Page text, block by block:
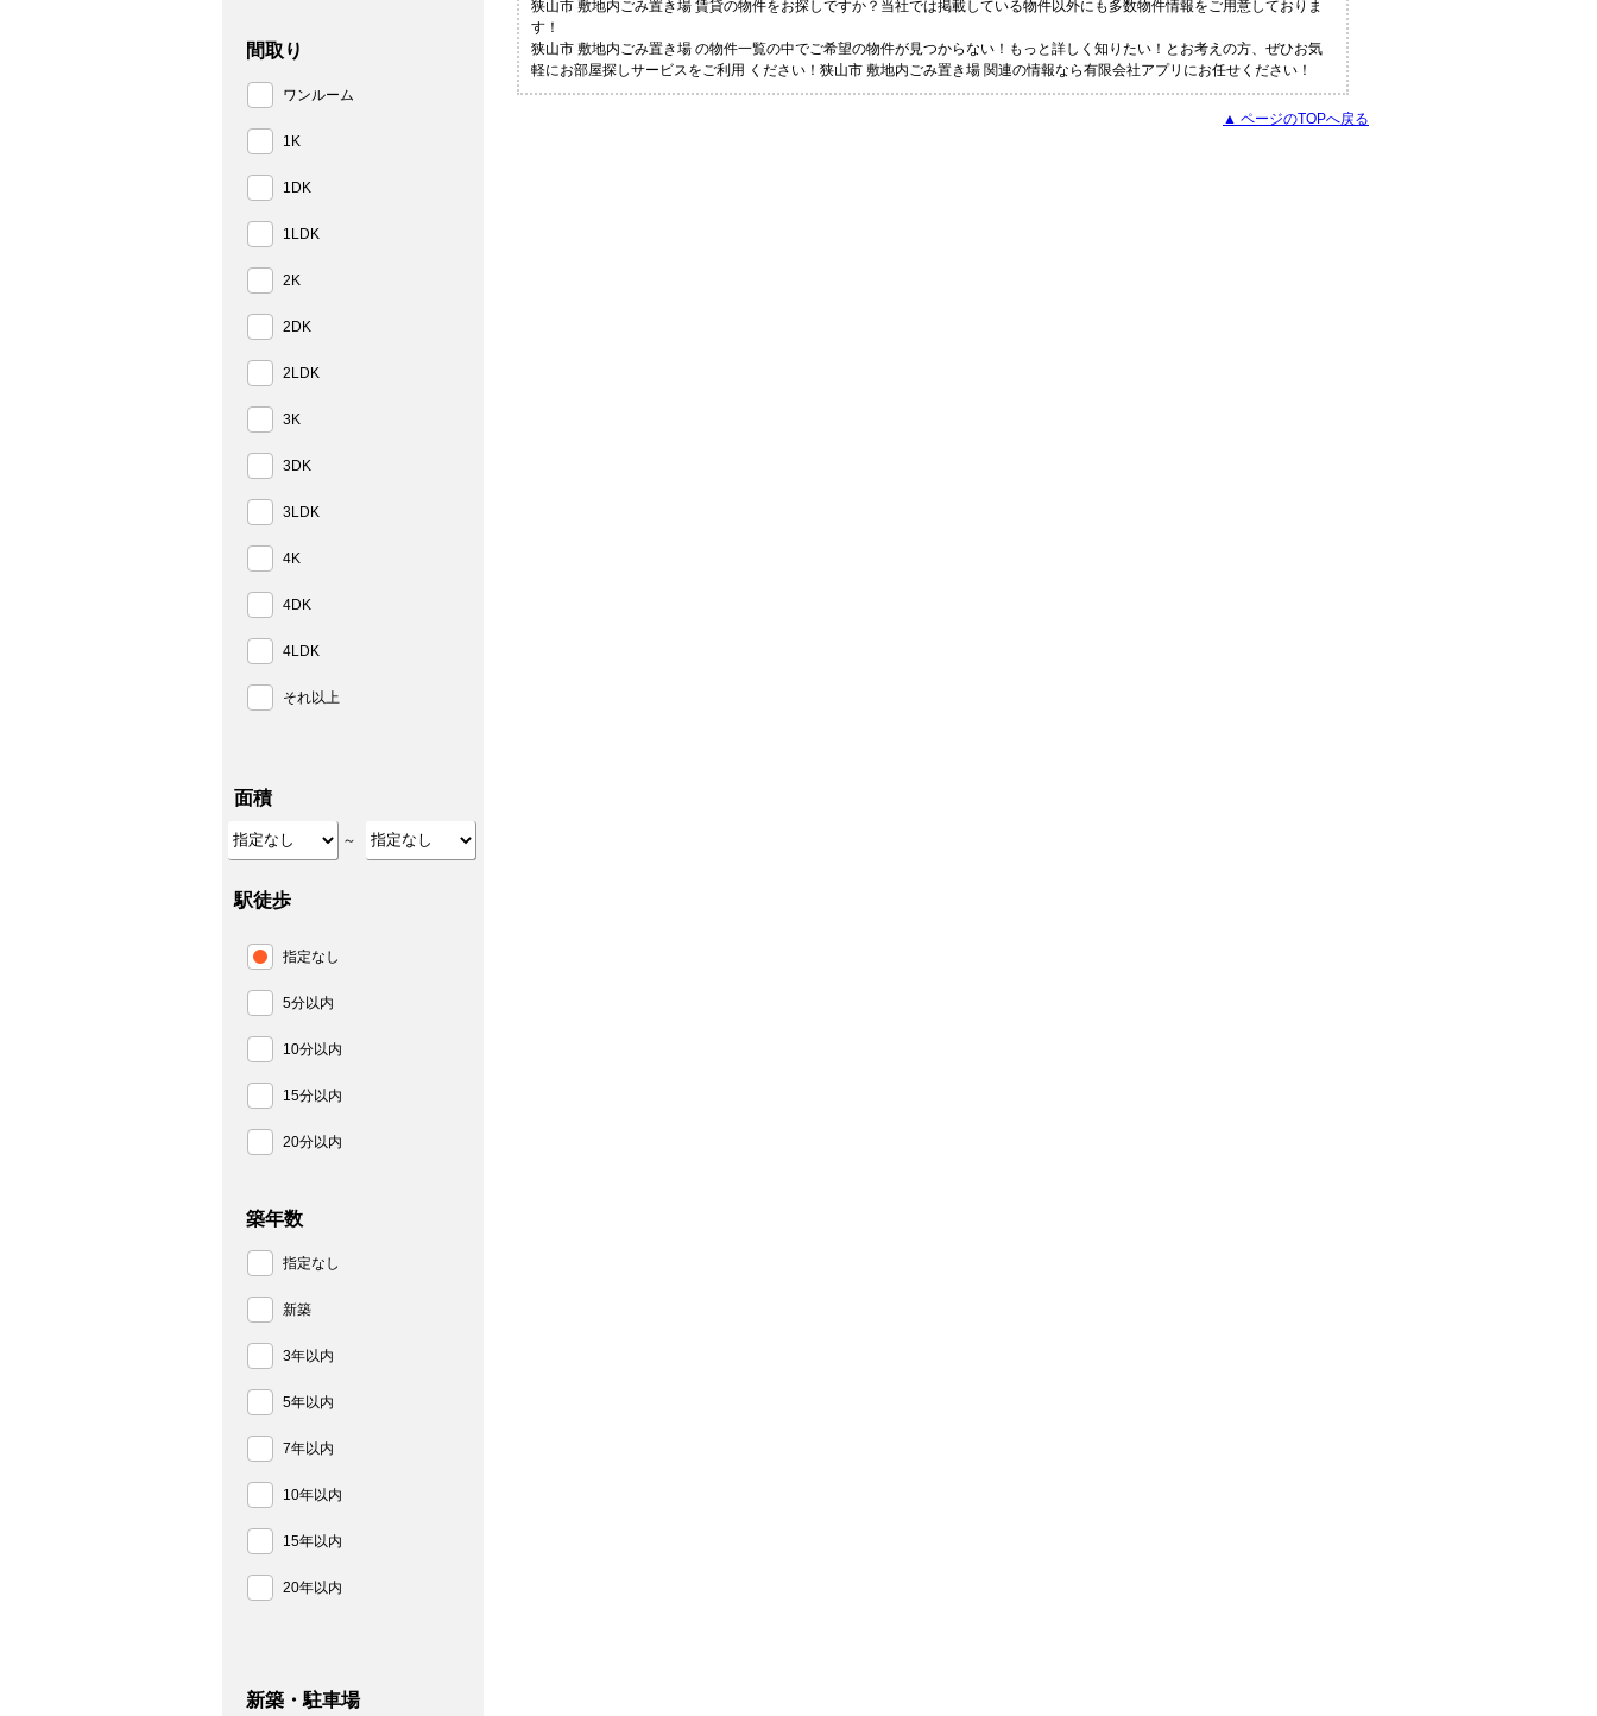
狭山市 敷地内ごみ置き場 賃貸の物件をお探しですか？当社では掲載している物件以外にも多数物件情報をご用意しておりま
す！
狭山市 敷地内ごみ置き場 の物件一覧の中でご希望の物件が見つからない！もっと詳しく知りたい！とお考えの方、ぜひお気
軽にお部屋探しサービスをご利用 ください！狭山市 敷地内ごみ置き場 関連の情報なら有限会社アプリにお任せください！
▲ ページのTOPへ戻る
間取り
ワンルーム
1K
1DK
1LDK
2K
2DK
2LDK
3K
3DK
3LDK
4K
4DK
4LDK
それ以上
面積
～
駅徒歩
指定なし
5分以内
10分以内
15分以内
20分以内
築年数
指定なし
新築
3年以内
5年以内
7年以内
10年以内
15年以内
20年以内
新築・駐車場